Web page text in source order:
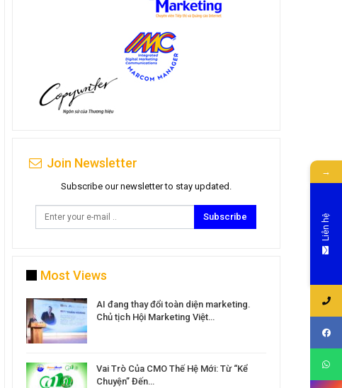
Join Newsletter
Subscribe our newsletter to stay updated.
Subscribe
Most Views
AI đang thay đổi toàn diện marketing.
Chủ tịch Hội Marketing Việt…
Vai Trò Của CMO Thế Hệ Mới: Từ “Kể
Chuyện” Đến…
→
Liên hệ